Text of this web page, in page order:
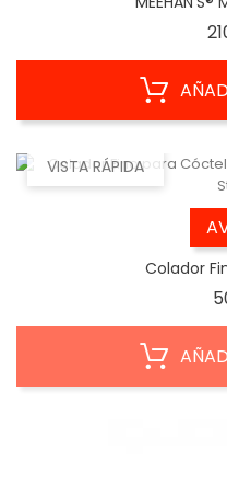
VISTA RÁPIDA
Colador